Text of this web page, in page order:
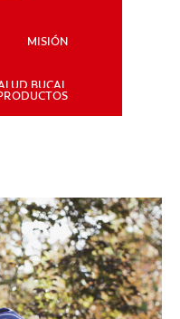
PARA PROFESIONALES
AR (ES)
MISIÓN
BUCAL